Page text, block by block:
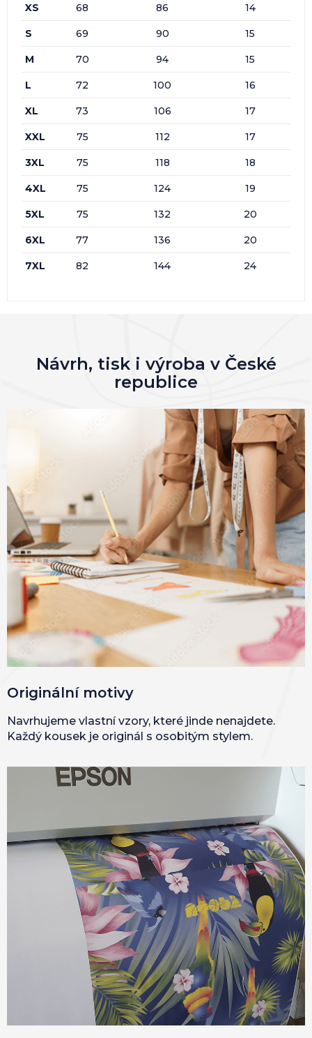
XS
68 86 14
S 69 90 15
M 70 94 15
L 72 100 16
XL 73 106 17
XXL 75 112 17
3XL 75 118 18
4XL 75 124 19
5XL 75 132 20
6XL 77 136 20
7XL 82 144 24
Návrh, tisk i výroba v České
republice
Originální motivy
Navrhujeme vlastní vzory, které jinde nenajdete.
Každý kousek je originál s osobitým stylem.